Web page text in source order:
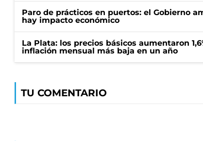
Paro de prácticos en puertos: el Gobierno
hay impacto económico
La Plata: los precios básicos aumentaron
inflación mensual más baja en un año
TU COMENTARIO